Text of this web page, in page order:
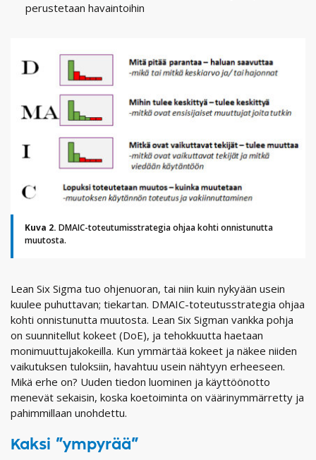
perustetaan havaintoihin
Kuva 2. DMAIC-toteutumisstrategia ohjaa kohti onnistunutta
muutosta.
Lean Six Sigma tuo ohjenuoran, tai niin kuin nykyään usein
kuulee puhuttavan; tiekartan. DMAIC-toteutusstrategia ohjaa
kohti onnistunutta muutosta. Lean Six Sigman vankka pohja
on suunnitellut kokeet (DoE), ja tehokkuutta haetaan
monimuuttujakokeilla. Kun ymmärtää kokeet ja näkee niiden
vaikutuksen tuloksiin, havahtuu usein nähtyyn erheeseen.
Mikä erhe on? Uuden tiedon luominen ja käyttöönotto
menevät sekaisin, koska koetoiminta on väärinymmärretty ja
pahimmillaan unohdettu.
Kaksi ”ympyrää”